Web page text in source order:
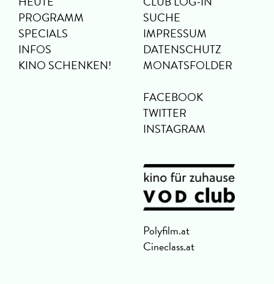
PROGRAMM
SPECIALS
INFOS
KINO SCHENKEN!
SUCHE
IMPRESSUM
DATENSCHUTZ
MONATSFOLDER
FACEBOOK
TWITTER
INSTAGRAM
Polyfilm.at
Cineclass.at